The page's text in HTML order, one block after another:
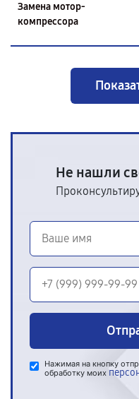
Замена мотор-
компрессора
Не нашли
Нажимая на кнопку
обработку моих